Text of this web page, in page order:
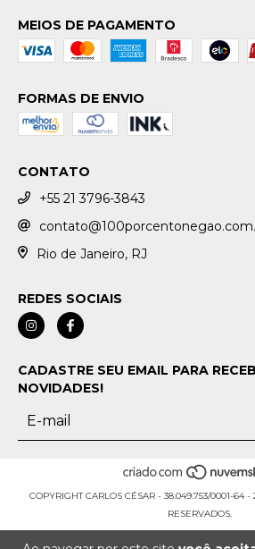
MEIOS DE PAGAMENTO
FORMAS DE ENVIO
CONTATO
+55 21 3796-3843
Rio de Janeiro, RJ
REDES SOCIAIS
CADASTRE SEU EMAIL PARA
NOVIDADES!
COPYRIGHT CARLOS CÉSAR - 38.049.753/0001-64 -
RESERVADOS.